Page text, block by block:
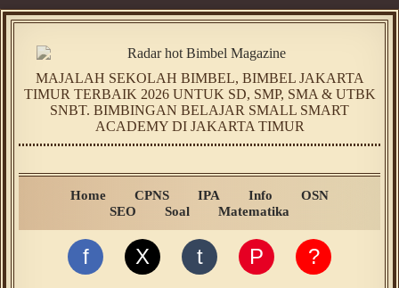
MAJALAH SEKOLAH BIMBEL, BIMBEL JAKARTA
TIMUR TERBAIK 2026 UNTUK SD, SMP, SMA & UTBK
SNBT. BIMBINGAN BELAJAR SMALL SMART
ACADEMY DI JAKARTA TIMUR
Home CPNS IPA Info
OSN
SEO
Soal Matematika
f X t P ?